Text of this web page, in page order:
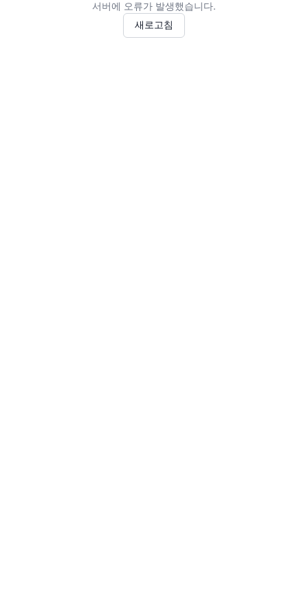
서버에 오류가 발생했습니다.
새로고침